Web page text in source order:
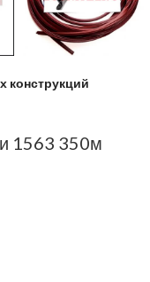
конструкций
1563 350м